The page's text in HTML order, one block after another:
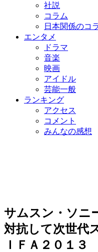
社説
コラム
日本関係のコ
エンタメ
ドラマ
音楽
映画
アイドル
芸能一般
ランキング
アクセス
コメント
みんなの感想
サムスン・ソニ
対抗して次世代
ＩＦＡ２０１３